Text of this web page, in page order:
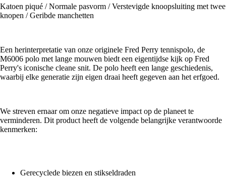
Katoen piqué / Normale pasvorm / Verstevigde knoopsluiting met twee
knopen / Geribde manchetten
Een herinterpretatie van onze originele Fred Perry tennispolo, de
M6006 polo met lange mouwen biedt een eigentijdse kijk op Fred
Perry's iconische cleane snit. De polo heeft een lange geschiedenis,
waarbij elke generatie zijn eigen draai heeft gegeven aan het erfgoed.
We streven ernaar om onze negatieve impact op de planeet te
verminderen. Dit product heeft de volgende belangrijke verantwoorde
kenmerken:
Gerecyclede biezen en stikseldraden